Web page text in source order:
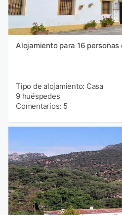
Alojamiento para 16
Tipo de alojamiento: Casa
9 huéspedes
Comentarios: 5